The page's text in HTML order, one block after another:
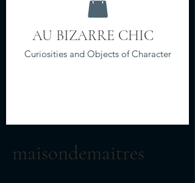
AU BIZARRE CHIC
Curiosities and Objects of Character
maisondemaitres